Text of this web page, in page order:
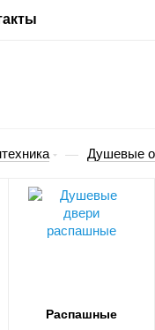
— Душевые
Распашные